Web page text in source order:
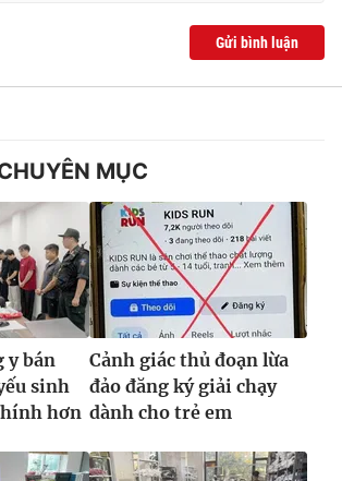
mọi hình thức nếu không có sự chấp
Ghi rõ nguồn VTV.vn khi phát hành lại
này.
Gửi bình luận
MỤC
y bán
sinh
hơn
Cảnh giác thủ đoạn lừa
đảo đăng ký giải chạy
dành cho trẻ em